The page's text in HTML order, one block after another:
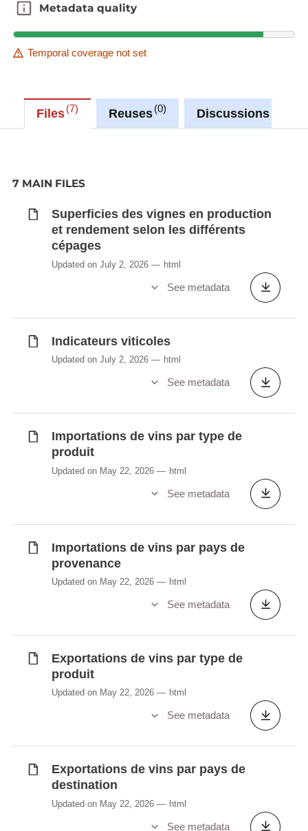
Metadata quality
Metadata quality
Temporal coverage not set
Files 7 Reuses 0 Discussions
7 MAIN FILES
Superficies des vignes en production
et rendement selon les différents
cépages
Updated on July 2, 2026 html
See metadata
Indicateurs viticoles
Updated on July 2, 2026 html
See metadata
Importations de vins par type de
produit
Updated on May 22, 2026 html
See metadata
Importations de vins par pays de
provenance
Updated on May 22, 2026 html
See metadata
Exportations de vins par type de
produit
Updated on May 22, 2026 html
See metadata
Exportations de vins par pays de
destination
Updated on May 22, 2026 html
See metadata